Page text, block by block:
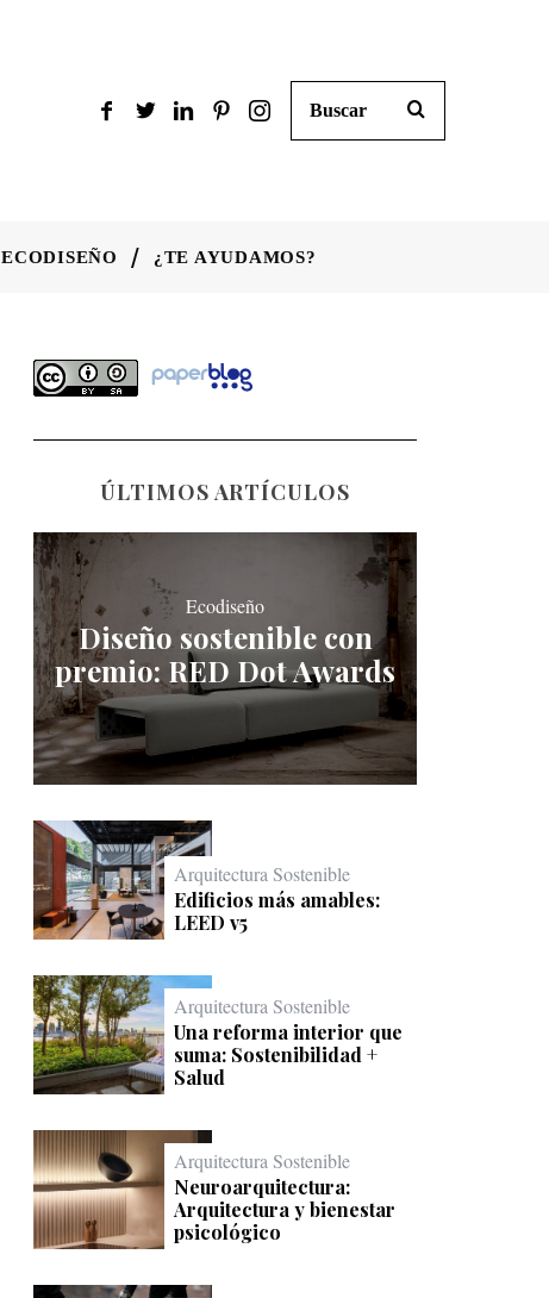
ECODISEÑO ¿TE AYUDAMOS?
ÚLTIMOS ARTÍCULOS
Ecodiseño
Diseño sostenible con
premio: RED Dot Awards
Arquitectura Sostenible
Edificios más amables:
LEED v5
Arquitectura Sostenible
Una reforma interior que
suma: Sostenibilidad +
Salud
Arquitectura Sostenible
Neuroarquitectura:
Arquitectura y bienestar
psicológico